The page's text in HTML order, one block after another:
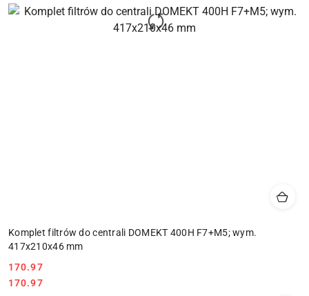
Komplet filtrów do centrali DOMEKT 400H F7+M5; wym.
417x210x46 mm
Cena:
170.97
Cena:
170.97